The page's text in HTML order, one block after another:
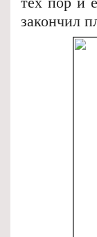
закончил